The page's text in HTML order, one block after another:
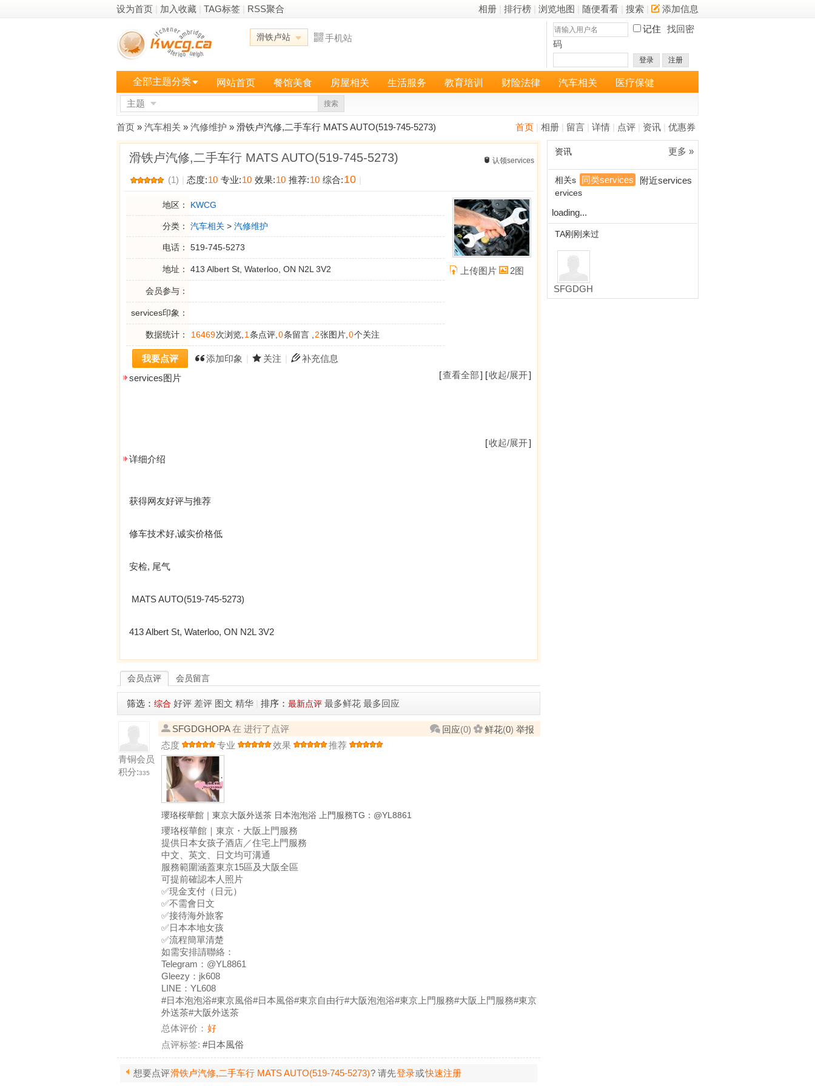
设为首页 加入收藏 TAG标签 RSS聚合 相册 排行榜 浏览地图 随便看看 搜索 添加信息
滑铁卢站 手机站
记住
找回密
码
登录 注册
全部主题分类 网站首页 餐馆美食 房屋相关 生活服务 教育培训 财险法律 汽车相关 医疗保健
主题 搜索
首页 相册 留言 详情 点评 资讯 优惠券
首页 » 汽车相关 » 汽修维护 » 滑铁卢汽修,二手车行 MATS AUTO(519-745-5273)
滑铁卢汽修,二手车行 MATS AUTO(519-745-5273) 认领services
(1) 态度:10 专业:10 效果:10 推荐:10 综合:10
地区： KWCG
分类： 汽车相关 > 汽修维护
电话： 519-745-5273
地址： 413 Albert St, Waterloo, ON N2L 3V2
会员参与：
services印象：
数据统计： 16469次浏览, 1 条点评, 0条留言 , 2张图片, 0个关注
我要点评 添加印象 关注 补充信息
上传图片 2图
[查看全部] [收起/展开]
services图片
[收起/展开]
详细介绍
获得网友好评与推荐
修车技术好,诚实价格低
安检, 尾气
MATS AUTO(519-745-5273)
413 Albert St, Waterloo, ON N2L 3V2
会员点评 会员留言
筛选： 综合 好评 差评 图文 精华 排序： 最新点评 最多鲜花 最多回应
青铜会员
积分:335
回应(0) 鲜花(0) 举报
SFGDGHOPA在 进行了点评
态度
专业 效果 推荐
瓔珞桜華館｜東京大阪外送茶 日本泡泡浴 上門服務TG：@YL8861
瓔珞桜華館｜東京・大阪上門服務
提供日本女孩子酒店／住宅上門服務
中文、英文、日文均可溝通
服務範圍涵蓋東京15區及大阪全區
可提前確認本人照片
✅現金支付（日元）
✅不需會日文
✅接待海外旅客
✅日本本地女孩
✅流程簡單清楚
如需安排請聯絡：
Telegram：@YL8861
Gleezy：jk608
LINE：YL608
#日本泡泡浴#東京風俗#日本風俗#東京自由行#大阪泡泡浴#東京上門服務#大阪上門服務#東京
外送茶#大阪外送茶
总体评价： 好
点评标签: #日本風俗
想要点评滑铁卢汽修,二手车行 MATS AUTO(519-745-5273)? 请先登录或快速注册
更多 »
资讯
同类services 附近services
相关s
ervices
loading...
TA刚刚来过
SFGDGH
OPA